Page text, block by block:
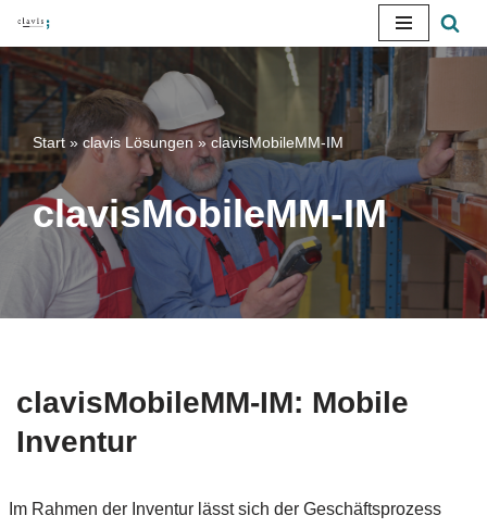
Zum
Inhalt
springen
Start » clavis Lösungen »clavisMobileMM-IM
clavisMobileMM-IM
clavisMobileMM-IM: Mobile
Inventur
Im Rahmen der Inventur lässt sich der Geschäftsprozess